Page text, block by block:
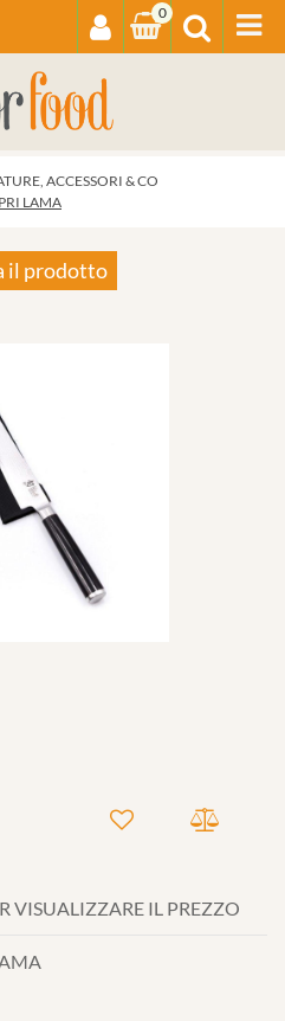
0
ACCESSORI & CO
LAMA
il prodotto
VISUALIZZARE IL PREZZO